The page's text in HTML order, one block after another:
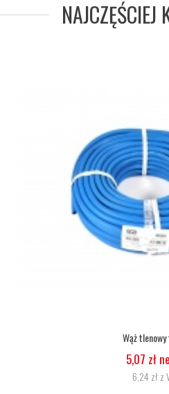
NAJCZĘŚCIEJ
Wąż
5,07 zł
6,24 zł z